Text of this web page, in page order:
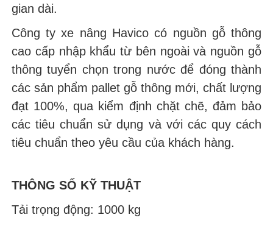
gian dài.
Công ty xe nâng Havico có nguồn gỗ thông
cao cấp nhập khẩu từ bên ngoài và nguồn gỗ
thông tuyển chọn trong nước để đóng thành
các sản phẩm pallet gỗ thông mới, chất lượng
đạt 100%, qua kiểm định chặt chẽ, đảm bảo
các tiêu chuẩn sử dụng và với các quy cách
tiêu chuẩn theo yêu cầu của khách hàng.
THÔNG SỐ KỸ THUẬT
Tải trọng động: 1000 kg